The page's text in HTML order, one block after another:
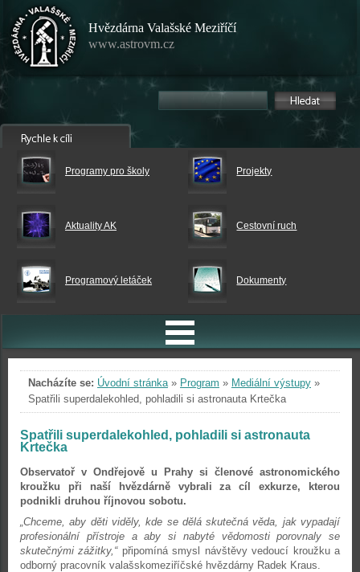
Hvězdárna Valašské Meziříčí
www.astrovm.cz
Programy pro školy Projekty
Aktuality AK Cestovní ruch
Programový letáček Dokumenty
Nacházíte se: Úvodní stránka» Program » Mediální výstupy »
Spatřili superdalekohled, pohladili si astronauta Krtečka
Spatřili superdalekohled, pohladili si astronauta
Krtečka
Observatoř v Ondřejově u Prahy si členové astronomického
kroužku při naší hvězdárně vybrali za cíl exkurze, kterou
podnikli druhou říjnovou sobotu.
„Chceme, aby děti viděly, kde se dělá skutečná věda, jak vypadají
profesionální přístroje a aby si nabyté vědomosti porovnaly se
skutečnými zážitky,“připomíná smysl návštěvy vedoucí kroužku a
odborný pracovník valašskomeziříčské hvězdárny Radek Kraus.